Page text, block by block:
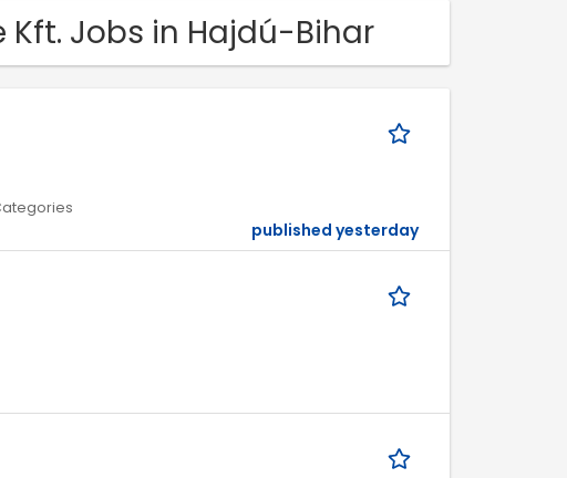
Kft. Jobs in Hajdú-Bihar
published yesterday